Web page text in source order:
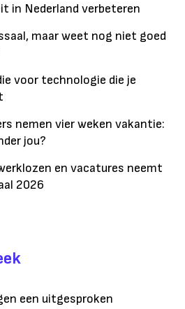
in Nederland verbeteren
maar weet nog niet goed
voor technologie die je
nemen vier weken vakantie:
jou?
en vacatures neemt
2026
een uitgesproken